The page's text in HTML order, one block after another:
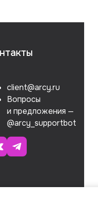
client@arcy.ru
Вопросы
и предложения —
@arcy_supportbot